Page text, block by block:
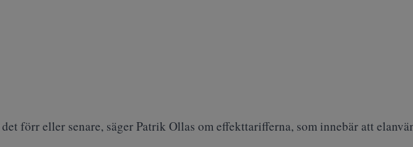
förr eller senare, säger Patrik Ollas om effekttarifferna, som innebär att